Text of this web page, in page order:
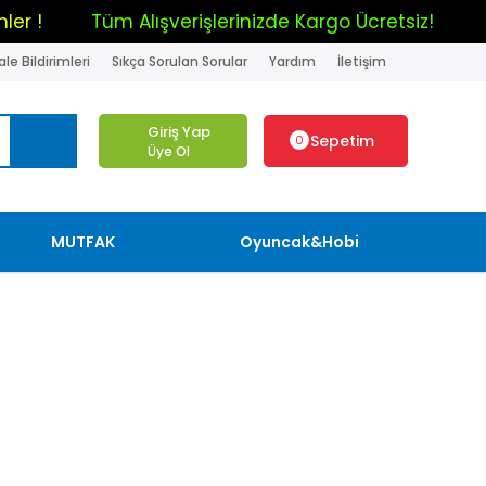
!
Tüm Alışverişlerinizde Kargo Ücretsiz!
Kargo Ücretsiz!
%25 İndirim !
! Mobilya da Mart Ayına Özel İndirimler !
Bildirimleri Sıkça Sorulan Sorular Yardım İletişim
Giriş Yap
Üye Ol
0 Sepetim
MUTFAK Oyuncak&Hobi